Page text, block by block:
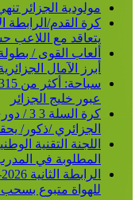
مولودية الجزائر
كرة القدم/الرابطة
يتعاقد مع اللاعب
أبرز الآمال
عبور خليج الجزائر
الجزائري /ذكور/
اللجنة التقنية
المطلوبة في
للهواة متبوع بسحب